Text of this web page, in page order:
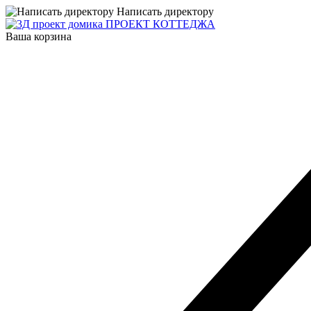
Написать директору
ПРОЕКТ КОТТЕДЖА
Ваша корзина